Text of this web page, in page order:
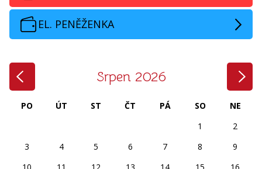
EL. PENĚŽENKA
Srpen 2026
PO ÚT ST ČT PÁ SO
NE
1
2
3
4 5 6 7 8
9